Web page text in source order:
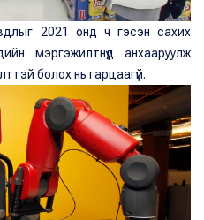
2021 онд ч гэсэн сахих
мэргэжилтнүүд анхааруулж
болох нь гарцаагүй.